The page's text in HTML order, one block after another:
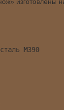
изготовлены
М390